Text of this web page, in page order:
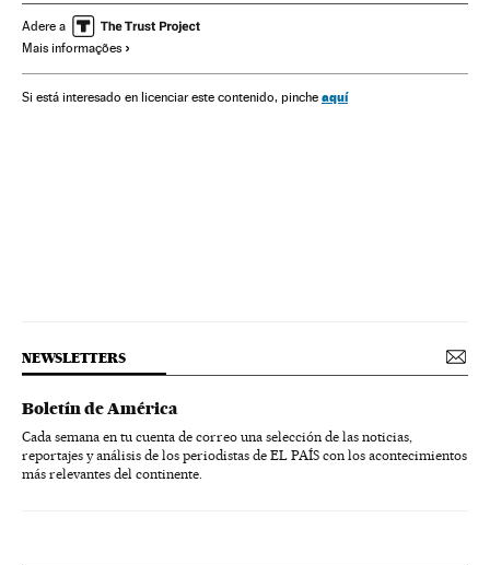
Espanha Submarinos Narcotraficantes
Transporte militar
Crime organizado Delitos contra saúde pública
Adere a
Mais informações
Si está interesado en licenciar este contenido, pinche aquí
NEWSLETTERS
Boletín de América
Cada semana en tu cuenta de correo una selección de las noticias,
reportajes y análisis de los periodistas de EL PAÍS con los acontecimientos
más relevantes del continente.